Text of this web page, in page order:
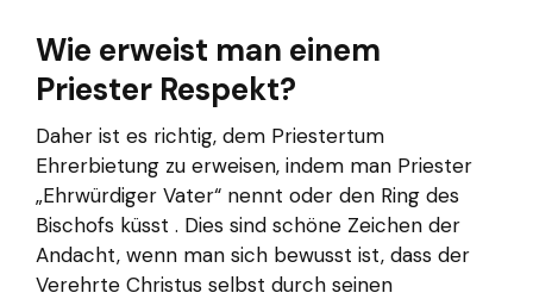
Wie erweist man einem
Priester Respekt?
Daher ist es richtig, dem Priestertum
Ehrerbietung zu erweisen, indem man Priester
„Ehrwürdiger Vater“ nennt oder den Ring des
Bischofs küsst . Dies sind schöne Zeichen der
Andacht, wenn man sich bewusst ist, dass der
Verehrte Christus selbst durch seinen